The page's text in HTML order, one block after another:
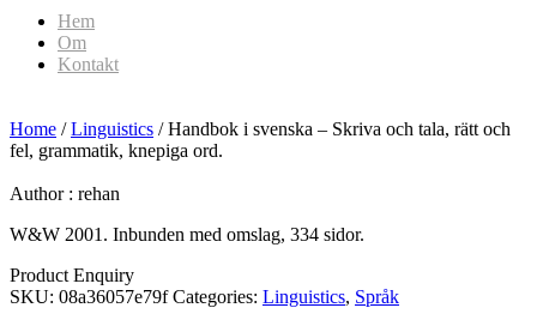
Hem
Om
Kontakt
Home /Linguistics / Handbok i svenska – Skriva och tala, rätt och
fel, grammatik, knepiga ord.
Author : rehan
W&W 2001. Inbunden med omslag, 334 sidor.
Product Enquiry
SKU: 08a36057e79f Categories: Linguistics, Språk